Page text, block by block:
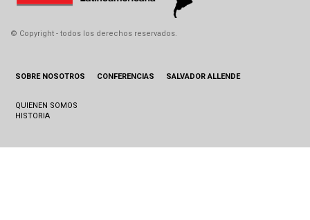
© Copyright - todos los derechos reservados.
SOBRE NOSOTROS CONFERENCIAS SALVADOR ALLENDE
QUIENEN SOMOS
HISTORIA